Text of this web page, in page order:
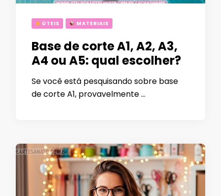
ÚTEIS MATERIAIS
Base de corte A1, A2, A3,
A4 ou A5: qual escolher?
Se você está pesquisando sobre base
de corte A1, provavelmente …